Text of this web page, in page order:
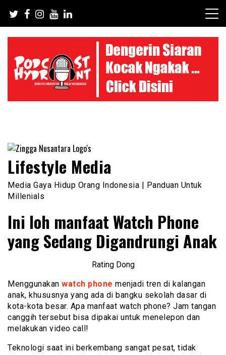
content
Lifestyle Media
Media Gaya Hidup Orang Indonesia | Panduan Untuk
Millenials
Ini loh manfaat Watch Phone
yang Sedang Digandrungi Anak
Rating Dong
Menggunakan watch phone menjadi tren di kalangan
anak, khususnya yang ada di bangku sekolah dasar di
kota-kota besar. Apa manfaat watch phone? Jam tangan
canggih tersebut bisa dipakai untuk menelepon dan
melakukan video call!
Teknologi saat ini berkembang sangat pesat, tidak